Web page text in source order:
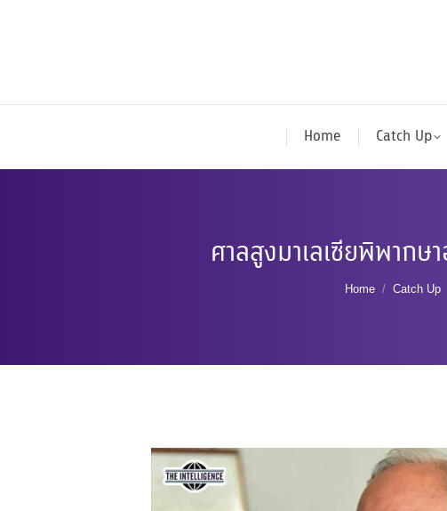
Home Catch Up
ศาลสูงมาเลเซียพิพาก
You are here:
Home Catch Up